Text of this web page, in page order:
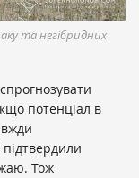
та негібридних
потенціал в
Тож